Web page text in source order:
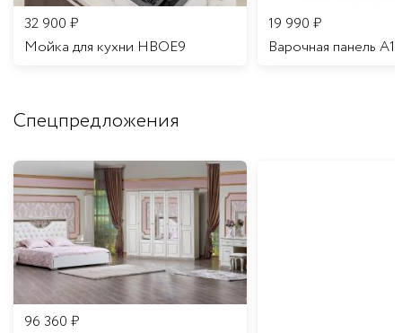
32 900 ₽
Мойка для кухни HBOE9
19 990 ₽
Варочная панель A16
Спецпредложения
96 360 ₽